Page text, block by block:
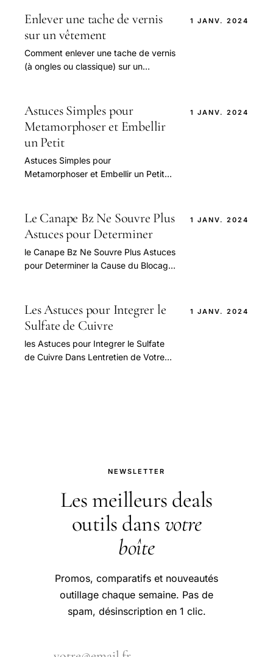
Enlever une tache de vernis
sur un vêtement
Comment enlever une tache de vernis
(à ongles ou classique) sur un
tache fraîche.
1 JANV. 2024
Astuces Simples pour
Metamorphoser et Embellir
un Petit
Astuces Simples pour
Metamorphoser et Embellir un Petit
question.
1 JANV. 2024
Le Canape Bz Ne Souvre Plus
Astuces pour Determiner
le Canape Bz Ne Souvre Plus Astuces
pour Determiner la Cause du Blocage
1 JANV. 2024
Les Astuces pour Integrer le
Sulfate de Cuivre
les Astuces pour Integrer le Sulfate
de Cuivre Dans Lentretien de Votre
1 JANV. 2024
NEWSLETTER
Les meilleurs deals
outils dansvotre
boîte
Promos, comparatifs et nouveautés
outillage chaque semaine. Pas de
spam, désinscription en 1 clic.